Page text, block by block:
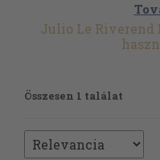
Julio Le Riverend
Összesen 1 találat